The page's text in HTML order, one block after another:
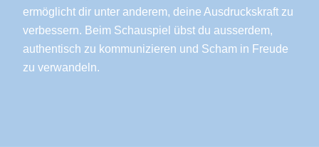
ermöglicht dir unter anderem, deine Ausdruckskraft zu
verbessern. Beim Schauspiel übst du ausserdem,
authentisch zu kommunizieren und Scham in Freude
zu verwandeln.